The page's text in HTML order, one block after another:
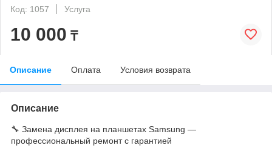
Код: 1057 Услуга
10 000 ₸
Описание Оплата Условия возврата
Описание
🔧 Замена дисплея на планшетах Samsung —
профессиональный ремонт с гарантией